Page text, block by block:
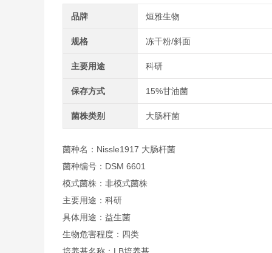
品牌 烜雅生物
规格 冻干粉/斜面
主要用途 科研
保存方式 15%甘油菌
菌株类别 大肠杆菌
菌种名：Nissle1917 大肠杆菌
菌种编号：DSM 6601
模式菌株：非模式菌株
主要用途：科研
具体用途：益生菌
生物危害程度：四类